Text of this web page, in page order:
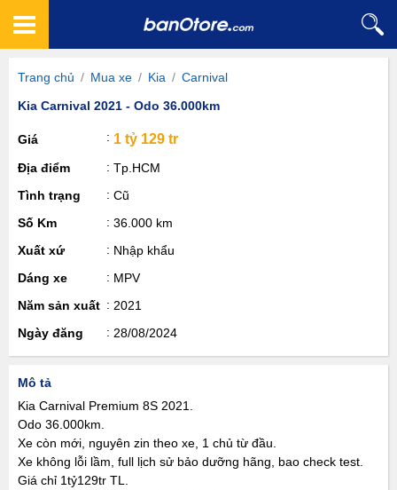
Trang chủ / Mua xe / Kia / Carnival
Kia Carnival 2021 - Odo 36.000km
Giá 1 tỷ 129 tr
Địa điểm
Tp.HCM
Tình trạng
Cũ
Số Km
36.000 km
Xuất xứ
Nhập khẩu
Dáng xe
MPV
Năm sản xuất
2021
Ngày đăng
28/08/2024
Mô tả
Kia Carnival Premium 8S 2021.
Odo 36.000km.
Xe còn mới, nguyên zin theo xe, 1 chủ từ đầu.
Xe không lỗi lầm, full lịch sử bảo dưỡng hãng, bao check test.
Giá chỉ 1tỷ129tr TL.